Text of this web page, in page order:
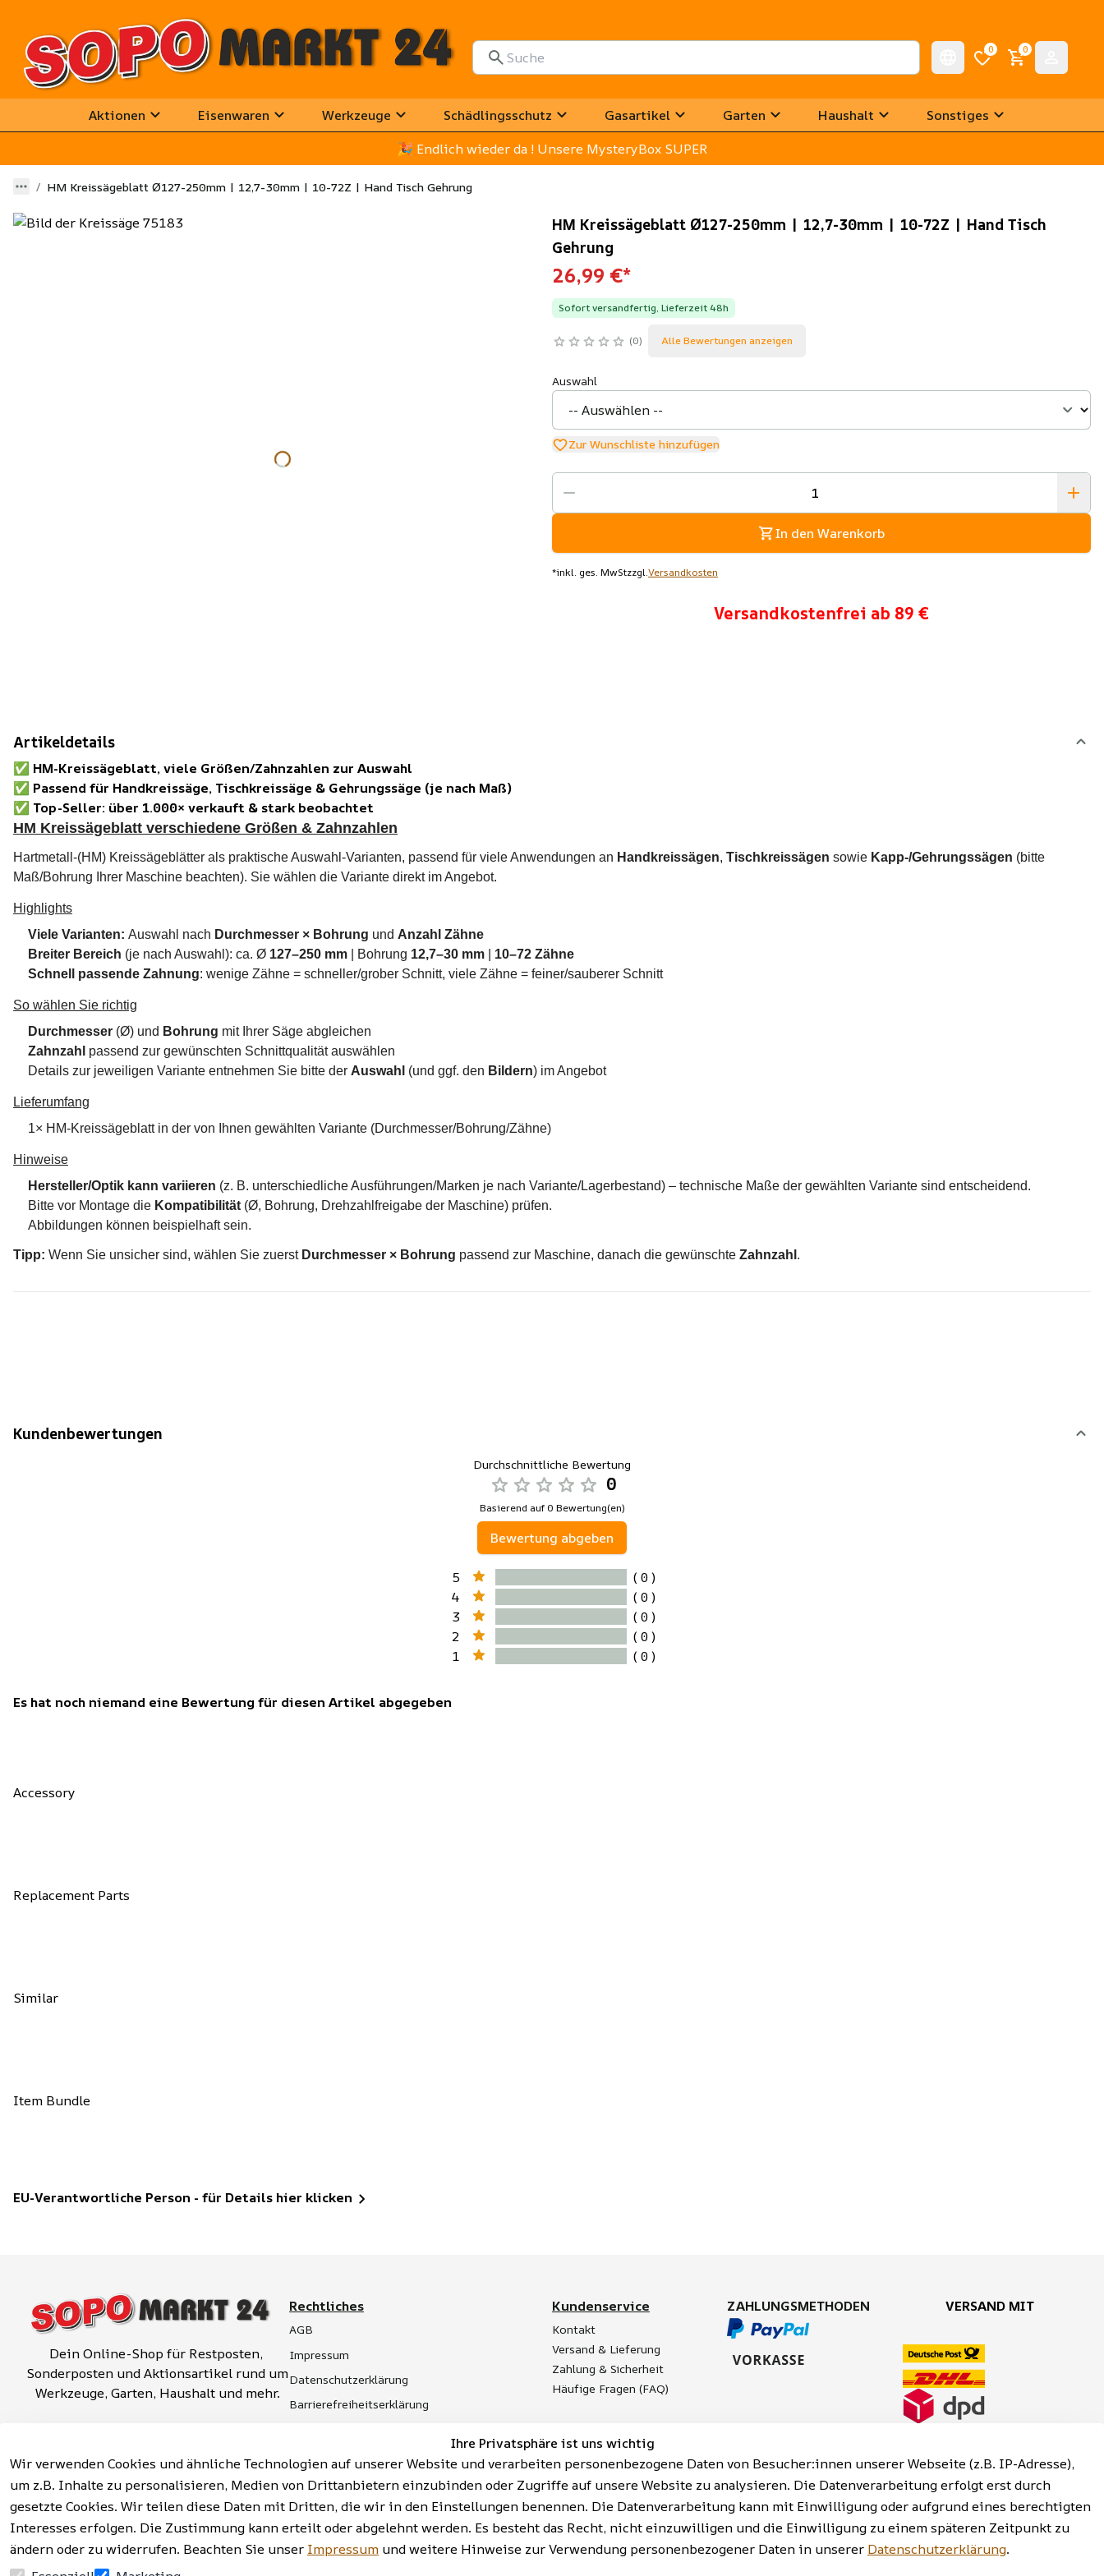
0 0
Aktionen Eisenwaren Werkzeuge Schädlingsschutz Gasartikel Garten Haushalt
Sonstiges
🎉 Endlich wieder da ! Unsere MysteryBox SUPER
HM Kreissägeblatt Ø127-250mm | 12,7-30mm | 10-72Z | Hand Tisch Gehrung
HM Kreissägeblatt Ø127-250mm | 12,7-30mm | 10-72Z | Hand Tisch
Gehrung
26,99 €*
Sofort versandfertig, Lieferzeit 48h
0 Alle Bewertungen anzeigen
Auswahl
Zur Wunschliste hinzufügen
In den Warenkorb
*inkl. ges. MwStzzgl.Versandkosten
Versandkostenfrei ab 89 €
Artikeldetails
✅ HM-Kreissägeblatt, viele Größen/Zahnzahlen zur Auswahl
✅ Passend für Handkreissäge, Tischkreissäge & Gehrungssäge (je nach Maß)
✅ Top-Seller: über 1.000× verkauft & stark beobachtet
HM Kreissägeblatt verschiedene Größen & Zahnzahlen
Hartmetall-(HM) Kreissägeblätter als praktische Auswahl-Varianten, passend für viele Anwendungen an Handkreissägen, Tischkreissägen sowie Kapp-/Gehrungssägen (bitte
Maß/Bohrung Ihrer Maschine beachten). Sie wählen die Variante direkt im Angebot.
Highlights
Viele Varianten: Auswahl nach Durchmesser × Bohrung und Anzahl Zähne
Breiter Bereich (je nach Auswahl): ca. Ø 127–250 mm | Bohrung 12,7–30 mm
10–72 Zähne
Schnell passende Zahnung: wenige Zähne = schneller/grober Schnitt, viele Zähne = feiner/sauberer Schnitt
So wählen Sie richtig
Durchmesser (Ø) und Bohrung mit Ihrer Säge abgleichen
Zahnzahl passend zur gewünschten Schnittqualität auswählen
Details zur jeweiligen Variante entnehmen Sie bitte der Auswahl (und ggf. den Bildern) im Angebot
Lieferumfang
1× HM-Kreissägeblatt in der von Ihnen gewählten Variante (Durchmesser/Bohrung/Zähne)
Hinweise
Hersteller/Optik kann variieren (z. B. unterschiedliche Ausführungen/Marken je nach Variante/Lagerbestand) – technische Maße der gewählten Variante sind entscheidend.
Bitte vor Montage die Kompatibilität (Ø, Bohrung, Drehzahlfreigabe der Maschine) prüfen.
Abbildungen können beispielhaft sein.
Tipp: Wenn Sie unsicher sind, wählen Sie zuerst Durchmesser × Bohrung passend zur Maschine, danach die gewünschte Zahnzahl .
Kundenbewertungen
Durchschnittliche Bewertung
0
Basierend auf 0 Bewertung(en)
Bewertung abgeben
5
( 0 )
4
( 0 )
3
( 0 )
2
( 0 )
1
( 0 )
Es hat noch niemand eine Bewertung für diesen Artikel abgegeben
Accessory
Replacement Parts
Similar
Item Bundle
EU-Verantwortliche Person - für Details hier klicken
Ihre Privatsphäre ist uns wichtig
Wir verwenden Cookies und ähnliche Technologien auf unserer Website und verarbeiten personenbezogene Daten von Besucher:innen unserer Webseite (z.B. IP-Adresse),
um z.B. Inhalte zu personalisieren, Medien von Drittanbietern einzubinden oder Zugriffe auf unsere Website zu analysieren. Die Datenverarbeitung erfolgt erst durch
gesetzte Cookies. Wir teilen diese Daten mit Dritten, die wir in den Einstellungen benennen. Die Datenverarbeitung kann mit Einwilligung oder aufgrund eines berechtigten
Interesses erfolgen. Die Zustimmung kann erteilt oder abgelehnt werden. Es besteht das Recht, nicht einzuwilligen und die Einwilligung zu einem späteren Zeitpunkt zu
ändern oder zu widerrufen. Beachten Sie unser Impressum und weitere Hinweise zur Verwendung personenbezogener Daten in unserer Datenschutzerklärung.
Dein Online-Shop für Restposten,
Sonderposten und Aktionsartikel rund um
Werkzeuge, Garten, Haushalt und mehr.
Rechtliches
AGB
Impressum
Datenschutzerklärung
Barrierefreiheitserklärung
Kundenservice
Kontakt
Versand & Lieferung
Zahlung & Sicherheit
Häufige Fragen (FAQ)
ZAHLUNGSMETHODEN VERSAND MIT
Facebook | Instagram | Newsletter AGB | Impressum | Datenschutzerklärung | Barrierefreiheitserklärung | Widerrufsrecht